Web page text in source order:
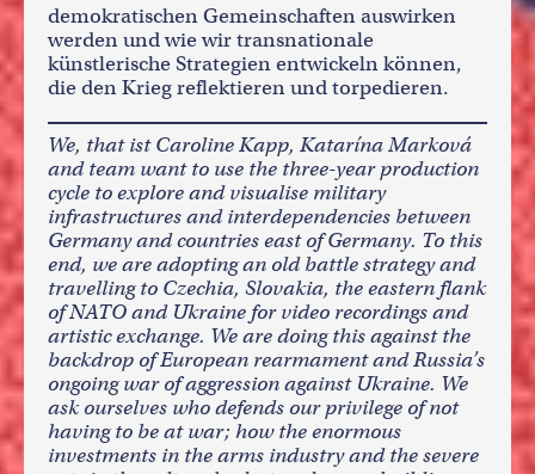
demokratischen Gemeinschaften auswirken
werden und wie wir transnationale
künstlerische Strategien entwickeln können,
die den Krieg reflektieren und torpedieren.
We, that ist Caroline Kapp, Katarína Marková
and team want to use the three-year production
cycle to explore and visualise military
infrastructures and interdependencies between
Germany and countries east of Germany. To this
end, we are adopting an old battle strategy and
travelling to Czechia, Slovakia, the eastern flank
of NATO and Ukraine for video recordings and
artistic exchange. We are doing this against the
backdrop of European rearmament and Russia’s
ongoing war of aggression against Ukraine. We
ask ourselves who defends our privilege of not
having to be at war; how the enormous
investments in the arms industry and the severe